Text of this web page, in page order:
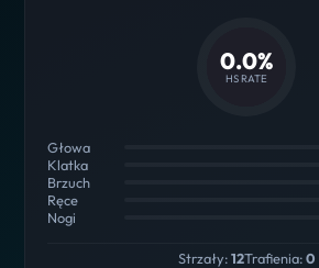
0.0%
HS RATE
Głowa
Klatka
Brzuch
Ręce
Nogi
Strzały:12Trafienia:0